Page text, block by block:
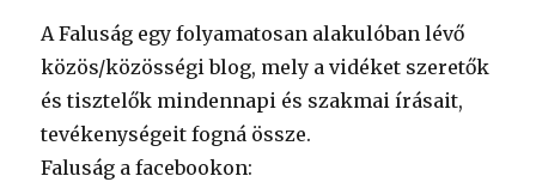
A Faluság egy folyamatosan alakulóban lévő
közös/közösségi blog, mely a vidéket szeretők
és tisztelők mindennapi és szakmai írásait,
tevékenységeit fogná össze.
Faluság a facebookon: